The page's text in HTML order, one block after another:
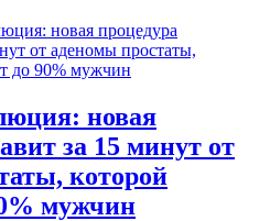
новая
за 15 минут от
которой
мужчин